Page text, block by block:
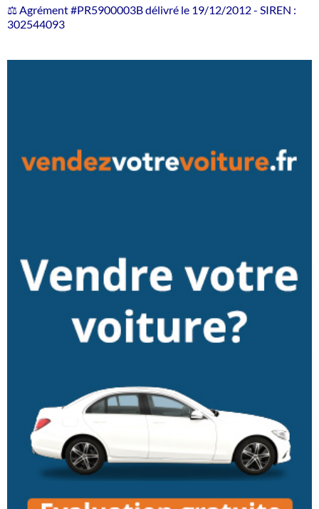
⚖️ Agrément #PR5900003B délivré le 19/12/2012 - SIREN :
302544093